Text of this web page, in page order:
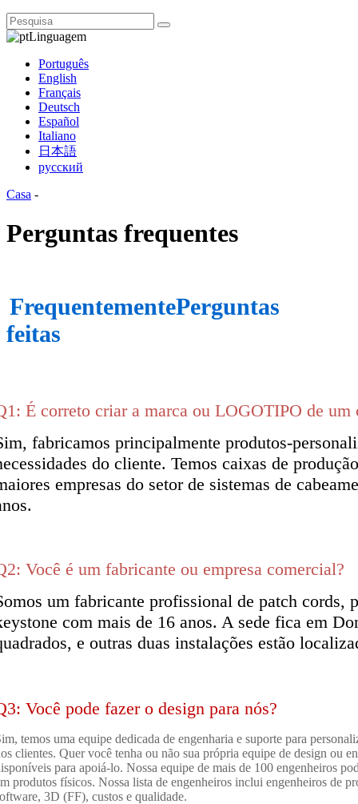
Linguagem
Português
English
Français
Deutsch
Español
Italiano
日本語
русский
Casa -
Perguntas frequentes
FrequentementePerguntas
feitas
É correto criar a marca ou LOGOTIPO de um
fabricamos principalmente produtos-
do cliente. Temos caixas de
empresas do setor de sistemas de
Você é um fabricante ou empresa comercial?
um fabricante profissional de patch cords,
com mais de 16 anos. A sede fica em
e outras duas instalações estão
Você pode fazer o design para nós?
temos uma equipe dedicada de engenharia e suporte para
clientes. Quer você tenha ou não sua própria equipe de design ou
para apoiá-lo. Nossa equipe de mais de 100 engenheiros
produtos físicos. Nossa lista de engenheiros inclui engenheiros de
3D (FF), custos e qualidade.